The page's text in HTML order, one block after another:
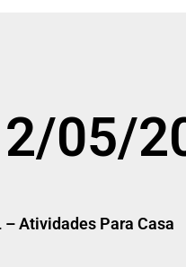
05/
– Atividades Para Casa